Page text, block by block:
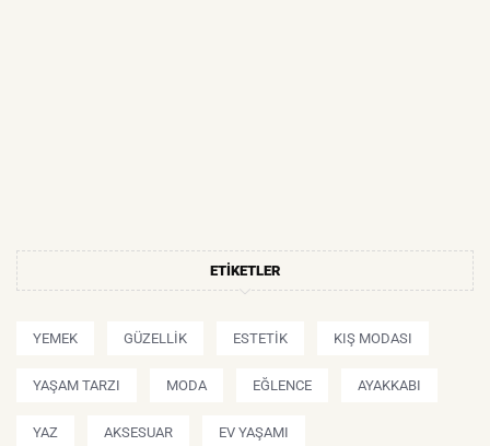
ETIKETLER
YEMEK GÜZELLIK ESTETIK KIŞ MODASI
YAŞAM TARZI MODA EĞLENCE AYAKKABI
YAZ AKSESUAR EV YAŞAMI